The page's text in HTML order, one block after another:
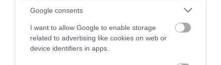
Google consents
I want to allow Google to enable storage
related to advertising like cookies on web or
device identifiers in apps.
túlreagálnak.
És ez így épül rétegről rétegre. Az idegrendszerben
szinaptikus megerősödés történik.
Amit sokszor átélsz, az a pálya „könnyebben